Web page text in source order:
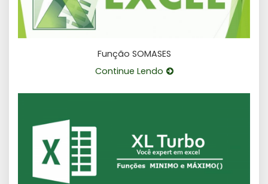
Função SOMASES
Continue Lendo